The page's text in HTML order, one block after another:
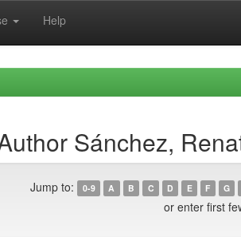
Help
Sánchez,
Jump to: 0-9 A B C D E F G
or enter first